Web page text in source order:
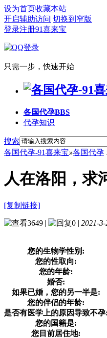
设为首页收藏本站
开启辅助访问 切换到窄版
登录注册91喜来宝
只需一步，快速开始
各国代孕BBS
代孕知识
搜索
各国代孕-91喜来宝»各国代孕
人在洛阳，求
[复制链接]
3649 | 0 | 2021-
您的生物学性别:
您的性取向:
您的年龄:
婚否:
如果已婚，您的另一半是:
您的伴侣的年龄:
是否有医学上的原因导致不孕:
您的国籍是:
您目前居住地: